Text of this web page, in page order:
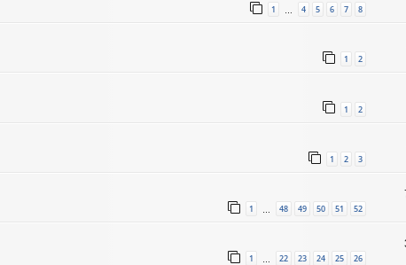
1 … 4 5 6 7 8
1 2
1 2
1 2 3
1 48 49 50 51 52
1 22 23 24 25 26